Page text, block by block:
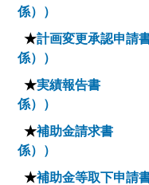
係））
★計画変更承認申請
係））
★実績報告書 （
係））
★補助金請求書
係））
★補助金等取下申請